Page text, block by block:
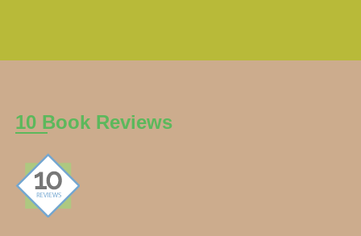
10 Book Reviews